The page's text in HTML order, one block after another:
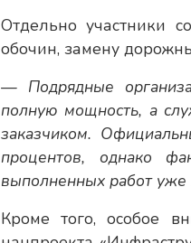
Отдельно участники
обочин, замену
— Подрядные
полную мощность, а
заказчиком.
процентов, однако
выполненных работ
Кроме того, особое